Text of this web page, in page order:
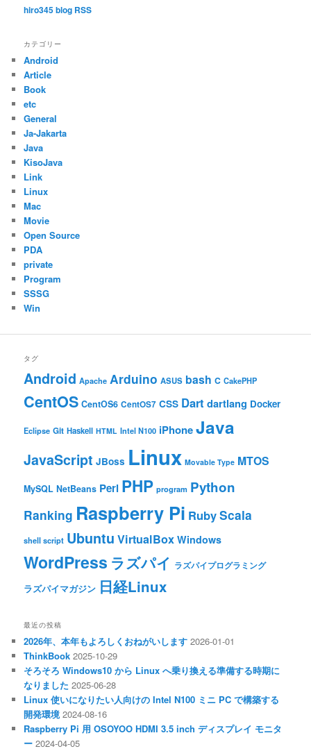
hiro345 blog RSS
カテゴリー
Android
Article
Book
etc
General
Ja-Jakarta
Java
KisoJava
Link
Linux
Mac
Movie
Open Source
PDA
private
Program
SSSG
Win
タグ
Android Apache Arduino ASUS bash C CakePHP
CentOS CentOS6 CentOS7 CSS Dart dartlang Docker
Eclipse Git Haskell HTML Intel N100 iPhoneJava
JavaScript JBoss Linux Movable Type MTOS
MySQL NetBeans Perl PHP program Python
Ranking Raspberry Pi RubyScala
shell script Ubuntu VirtualBox Windows
WordPress ラズパイ ラズパイプログラミング
ラズパイマガジン 日経Linux
最近の投稿
2026年、本年もよろしくおねがいします 2026-01-01
ThinkBook 2025-10-29
そろそろ Windows10 から Linux へ乗り換える準備する時期に
なりました 2025-06-28
Linux 使いになりたい人向けの Intel N100 ミニ PC で構築する
開発環境 2024-08-16
Raspberry Pi 用 OSOYOO HDMI 3.5 inch ディスプレイ モニタ
ー 2024-04-05